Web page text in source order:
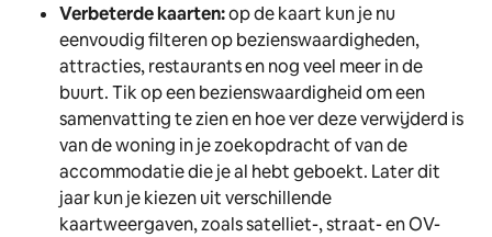
Verbeterde kaarten:op de kaart kun je nu
eenvoudig filteren op bezienswaardigheden,
attracties, restaurants en nog veel meer in de
buurt. Tik op een bezienswaardigheid om een
samenvatting te zien en hoe ver deze verwijderd is
van de woning in je zoekopdracht of van de
accommodatie die je al hebt geboekt. Later dit
jaar kun je kiezen uit verschillende
kaartweergaven, zoals satelliet-, straat- en OV-